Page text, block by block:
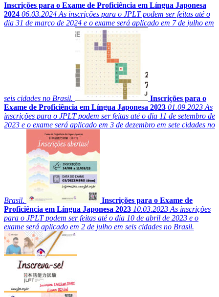
Inscrições para o Exame de Proficiência em Língua Japonesa
2024 06.03.2024 As inscrições para o JPLT podem ser feitas até o
dia 31 de março de 2024 e o exame será aplicado em 7 de julho em
seis cidades no Brasil.
Inscrições para o
Exame de Proficiência em Língua Japonesa 2023 01.09.2023 As
inscrições para o JPLT podem ser feitas até o dia 11 de setembro de
2023 e o exame será aplicado em 3 de dezembro em sete cidades no
Brasil.
Inscrições para o Exame de
Proficiência em Língua Japonesa 2023 10.03.2023 As inscrições
para o JPLT podem ser feitas até o dia 10 de abril de 2023 e o
exame será aplicado em 2 de julho em seis cidades no Brasil.